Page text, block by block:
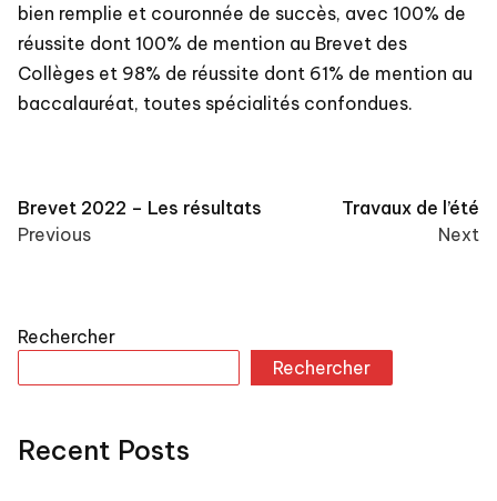
bien remplie et couronnée de succès, avec 100% de
réussite dont 100% de mention au Brevet des
Collèges et 98% de réussite dont 61% de mention au
baccalauréat, toutes spécialités confondues.
Post
navigation
Brevet 2022 – Les résultats
Previous
Travaux de l’été
Next
Rechercher
Rechercher
Recent Posts